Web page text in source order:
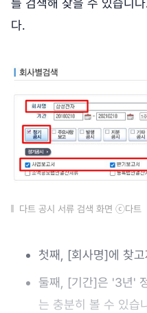
를 검색해 찾을 수 있습니
다.
다트 공시 서류 검색 화면 ⓒ다트
첫째, [회사명]에 찾
둘째, [기간]은 '3년'
는 충분히 볼 수 있습